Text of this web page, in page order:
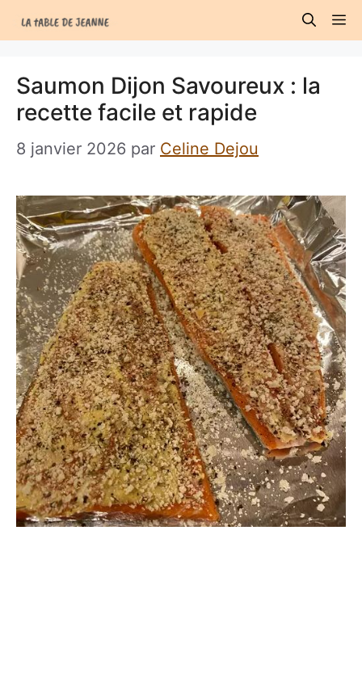
au
Saumon Dijon Savoureux : la
recette facile et rapide
8 janvier 2026 par Celine Dejou